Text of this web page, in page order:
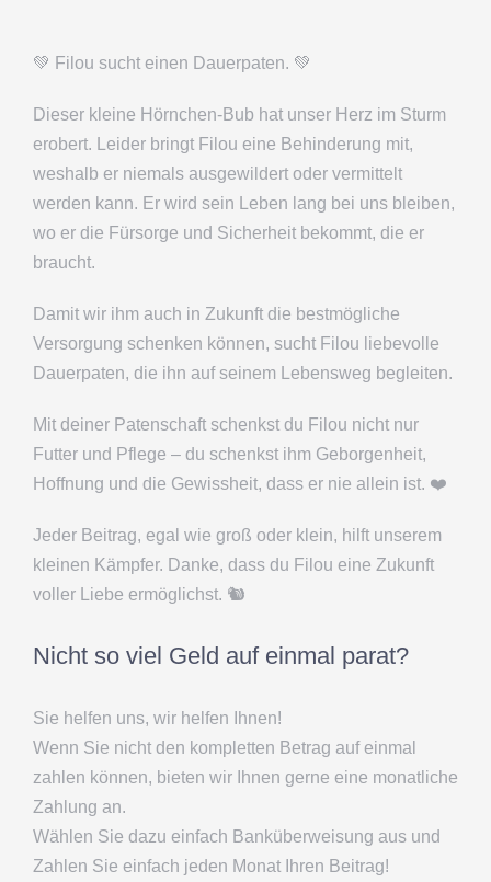
💚 Filou sucht einen Dauerpaten. 💚
Dieser kleine Hörnchen-Bub hat unser Herz im Sturm
erobert. Leider bringt Filou eine Behinderung mit,
weshalb er niemals ausgewildert oder vermittelt
werden kann. Er wird sein Leben lang bei uns bleiben,
wo er die Fürsorge und Sicherheit bekommt, die er
braucht.
Damit wir ihm auch in Zukunft die bestmögliche
Versorgung schenken können, sucht Filou liebevolle
Dauerpaten, die ihn auf seinem Lebensweg begleiten.
Mit deiner Patenschaft schenkst du Filou nicht nur
Futter und Pflege – du schenkst ihm Geborgenheit,
Hoffnung und die Gewissheit, dass er nie allein ist. ❤️
Jeder Beitrag, egal wie groß oder klein, hilft unserem
kleinen Kämpfer. Danke, dass du Filou eine Zukunft
voller Liebe ermöglichst. 🐿️
Nicht so viel Geld auf einmal parat?
Sie helfen uns, wir helfen Ihnen!
Wenn Sie nicht den kompletten Betrag auf einmal
zahlen können, bieten wir Ihnen gerne eine monatliche
Zahlung an.
Wählen Sie dazu einfach Banküberweisung aus und
Zahlen Sie einfach jeden Monat Ihren Beitrag!